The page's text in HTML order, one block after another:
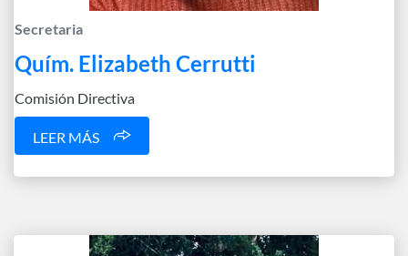
Secretaria
Quím. Elizabeth Cerrutti
Comisión Directiva
LEER MÁS